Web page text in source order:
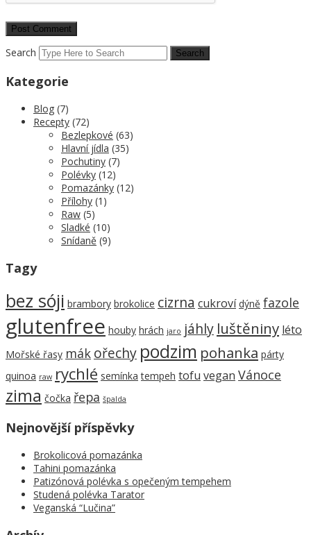
Search
Kategorie
Blog (7)
Recepty (72)
Bezlepkové (63)
Hlavní jídla (35)
Pochutiny (7)
Polévky (12)
Pomazánky (12)
Přílohy (1)
Raw (5)
Sladké (10)
Snídaně (9)
Tagy
bez sóji brambory brokolice cizrna cukroví dýně fazole
glutenfree houby hrách jaro jáhly luštěniny léto
Mořské řasy mák ořechy podzim pohanka párty
quinoa raw rychlé semínka tempeh tofu vegan Vánoce
zima čočka řepa špalda
Nejnovější příspěvky
Brokolicová pomazánka
Tahini pomazánka
Patizónová polévka s opečeným tempehem
Studená polévka Tarator
Veganská “Lučina”